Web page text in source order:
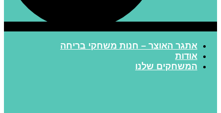
אתגר האוצר – חנות משחקי בריחה
אודות
המשחקים שלנו